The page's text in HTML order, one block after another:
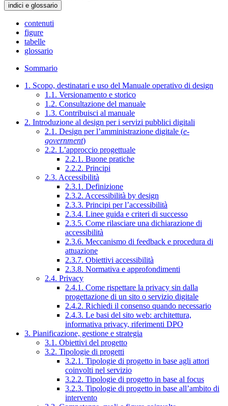
indici e glossario
contenuti
figure
tabelle
glossario
Sommario
1. Scopo, destinatari e uso del Manuale operativo di design
1.1. Versionamento e storico
1.2. Consultazione del manuale
1.3. Contribuisci al manuale
2. Introduzione al design per i servizi pubblici digitali
2.1. Design per l’amministrazione digitale (e-
government)
2.2. L’approccio progettuale
2.2.1. Buone pratiche
2.2.2. Principi
2.3. Accessibilità
2.3.1. Definizione
2.3.2. Accessibilità by design
2.3.3. Principi per l’accessibilità
2.3.4. Linee guida e criteri di successo
2.3.5. Come rilasciare una dichiarazione di
accessibilità
2.3.6. Meccanismo di feedback e procedura di
attuazione
2.3.7. Obiettivi accessibilità
2.3.8. Normativa e approfondimenti
2.4. Privacy
2.4.1. Come rispettare la privacy sin dalla
progettazione di un sito o servizio digitale
2.4.2. Richiedi il consenso quando necessario
2.4.3. Le basi del sito web: architettura,
informativa privacy, riferimenti DPO
3. Pianificazione, gestione e strategia
3.1. Obiettivi del progetto
3.2. Tipologie di progetti
3.2.1. Tipologie di progetto in base agli attori
coinvolti nel servizio
3.2.2. Tipologie di progetto in base al focus
3.2.3. Tipologie di progetto in base all’ambito di
intervento